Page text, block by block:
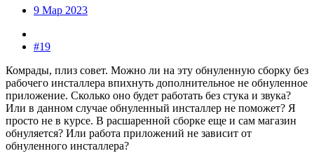
9 Мар 2023
#19
Комрады, плиз совет. Можно ли на эту обнуленную сборку без
рабочего инсталлера впихнуть дополнительное не обнуленное
приложение. Сколько оно будет работать без стука и звука?
Или в данном случае обнуленный инсталлер не поможет? Я
просто не в курсе. В расшаренной сборке еще и сам магазин
обнуляется? Или работа приложений не зависит от
обнуленного инсталлера?